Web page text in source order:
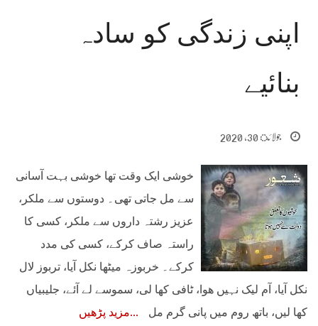
اپنی زندگی کو سادہ
بنائیے
جولائ 30, 2020
خوشی ایک وقت تھا خوشی بہت آسانی
سے مل جاتی تھی۔ دوستوں سے ملکر،
عزیز رشتہ داروں سے ملکر، کسی کا
راستہ صاف کرکے، کسی کی مدد
کرکے۔ خربوزہ میٹھا نکل آیا، تربوز لال
نکل آیا، آم لیک نہیں ھوا، ٹافی کھا لی، سموسے لے آئے، جلیبیاں
کھا لیں، باتھ روم میں پانی گرم مل
مزید پڑھیں